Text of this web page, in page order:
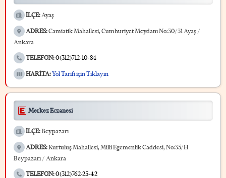
İLÇE:Ayaş
ADRES:Camiatik Mahallesi, Cumhuriyet Meydanı No:30/31 Ayaş /
Ankara
TELEFON:0(312)712-10-84
HARİTA:Yol Tarifi için Tıklayın
Merkez Eczanesi
İLÇE:Beypazarı
ADRES:Kurtuluş Mahallesi, Milli Egemenlik Caddesi, No:35/H
Beypazarı / Ankara
TELEFON:0(312)762-25-42